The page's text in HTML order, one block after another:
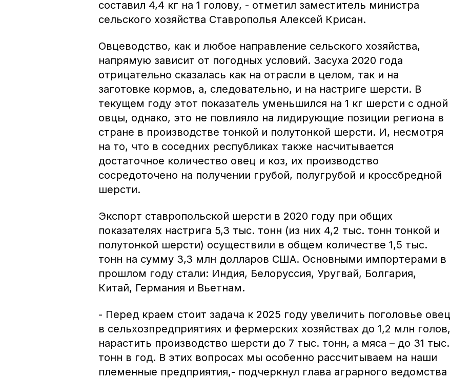
составил 4,4 кг на 1 голову, - отметил заместитель министра
сельского хозяйства Ставрополья Алексей Крисан.
Овцеводство, как и любое направление сельского хозяйства,
напрямую зависит от погодных условий. Засуха 2020 года
отрицательно сказалась как на отрасли в целом, так и на
заготовке кормов, а, следовательно, и на настриге шерсти. В
текущем году этот показатель уменьшился на 1 кг шерсти с одной
овцы, однако, это не повлияло на лидирующие позиции региона в
стране в производстве тонкой и полутонкой шерсти. И, несмотря
на то, что в соседних республиках также насчитывается
достаточное количество овец и коз, их производство
сосредоточено на получении грубой, полугрубой и кроссбредной
шерсти.
Экспорт ставропольской шерсти в 2020 году при общих
показателях настрига 5,3 тыс. тонн (из них 4,2 тыс. тонн тонкой и
полутонкой шерсти) осуществили в общем количестве 1,5 тыс.
тонн на сумму 3,3 млн долларов США. Основными импортерами в
прошлом году стали: Индия, Белоруссия, Уругвай, Болгария,
Китай, Германия и Вьетнам.
- Перед краем стоит задача к 2025 году увеличить поголовье овец
в сельхозпредприятиях и фермерских хозяйствах до 1,2 млн голов,
нарастить производство шерсти до 7 тыс. тонн, а мяса – до 31 тыс.
тонн в год. В этих вопросах мы особенно рассчитываем на наши
племенные предприятия,- подчеркнул глава аграрного ведомства